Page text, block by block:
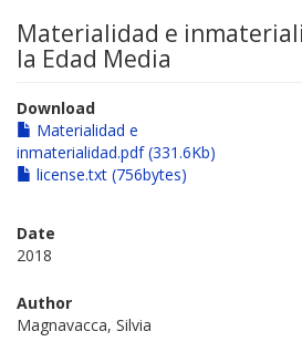
Materialidad e
la Edad Media
Download
Materialidad e
inmaterialidad.pdf (331.6Kb)
license.txt (756bytes)
Date
2018
Author
Magnavacca, Silvia